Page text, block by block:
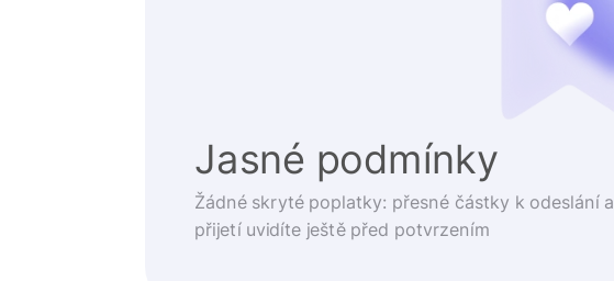
Jasné podmínky
Žádné skryté poplatky: přesné částky k odeslání a
přijetí uvidíte ještě před potvrzením